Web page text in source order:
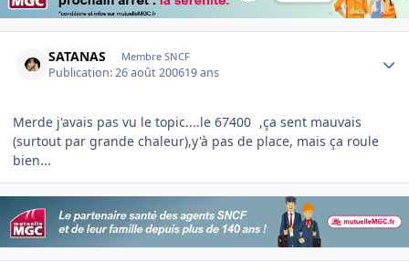
SATANAS Membre SNCF
Publication:26 août 200619 ans
Merde j'avais pas vu le topic....le 67400 ,ça sent mauvais
(surtout par grande chaleur),y'à pas de place, mais ça roule
bien...